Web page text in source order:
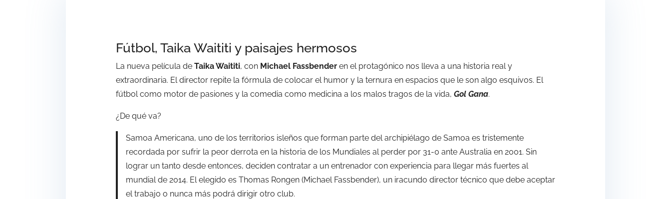
Fútbol, Taika Waititi y paisajes hermosos
La nueva película de Taika Waititi, con Michael Fassbender en el protagónico nos lleva a una historia real y
extraordinaria. El director repite la fórmula de colocar el humor y la ternura en espacios que le son algo esquivos. El
fútbol como motor de pasiones y la comedia como medicina a los malos tragos de la vida, Gol Gana.
¿De qué va?
Samoa Americana, uno de los territorios isleños que forman parte del archipiélago de Samoa es tristemente
recordada por sufrir la peor derrota en la historia de los Mundiales al perder por 31-0 ante Australia en 2001. Sin
lograr un tanto desde entonces, deciden contratar a un entrenador con experiencia para llegar más fuertes al
mundial de 2014. El elegido es Thomas Rongen (Michael Fassbender), un iracundo director técnico que debe aceptar
el trabajo o nunca más podrá dirigir otro club.